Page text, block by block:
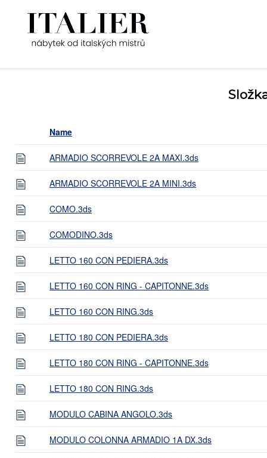
Name
ARMADIO SCORREVOLE 2A MAXI.3ds
ARMADIO SCORREVOLE 2A MINI.3ds
COMO.3ds
COMODINO.3ds
LETTO 160 CON PEDIERA.3ds
LETTO 160 CON RING - CAPITONNE.3ds
LETTO 160 CON RING.3ds
LETTO 180 CON PEDIERA.3ds
LETTO 180 CON RING - CAPITONNE.3ds
LETTO 180 CON RING.3ds
MODULO CABINA ANGOLO.3ds
MODULO COLONNA ARMADIO 1A DX.3ds